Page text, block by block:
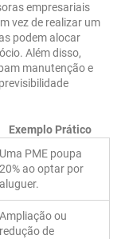
empresariais
vez de realizar um
podem alocar
Além disso,
manutenção e
Exemplo Prático
Uma PME poupa
20% ao optar por
aluguer.
Ampliação ou
redução de